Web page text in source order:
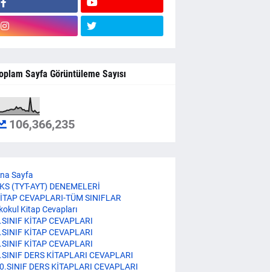
Sayfa Görüntüleme Sayısı
106,366,235
Sayfa
(TYT-AYT) DENEMELERİ
CEVAPLARI-TÜM SINIFLAR
Kitap Cevapları
KİTAP CEVAPLARI
KİTAP CEVAPLARI
KİTAP CEVAPLARI
DERS KİTAPLARI CEVAPLARI
DERS KİTAPLARI CEVAPLARI